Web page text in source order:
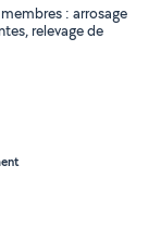
: arrosage
relevage de